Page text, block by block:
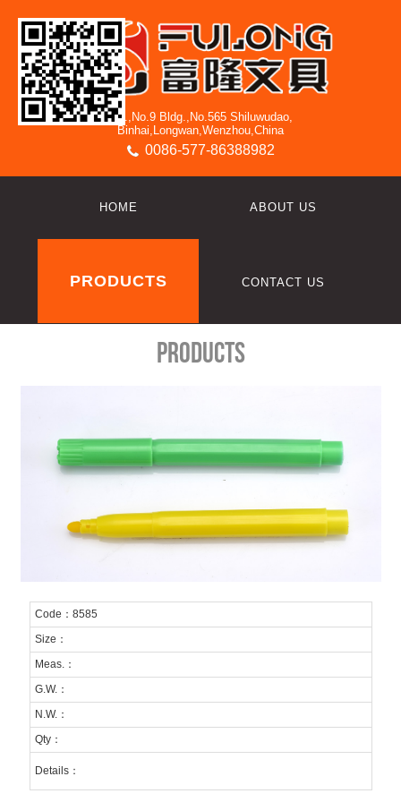
3/F.,No.9 Bldg.,No.565 Shiluwudao,
Binhai,Longwan,Wenzhou,China
0086-577-86388982
HOME ABOUT US
PRODUCTS CONTACT US
Products
Code：8585
Size：
Meas.：
G.W.：
N.W.：
Qty：
Details：